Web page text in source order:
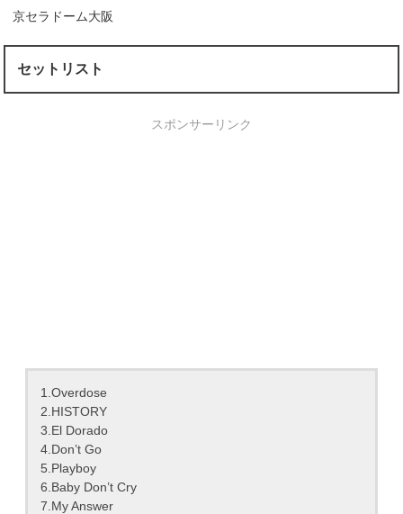
京セラドーム大阪
セットリスト
スポンサーリンク
1.Overdose
2.HISTORY
3.El Dorado
4.Don’t Go
5.Playboy
6.Baby Don’t Cry
7.My Answer